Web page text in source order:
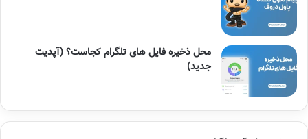
محل ذخیره فایل های تلگرام کجاست؟ (آپدیت
جدید)